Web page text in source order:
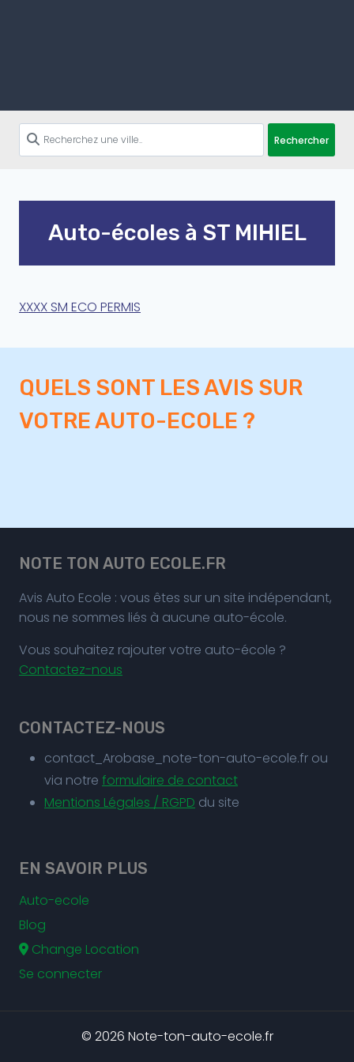
Rechercher
Auto-écoles à ST MIHIEL
XXXX SM ECO PERMIS
QUELS SONT LES AVIS SUR
VOTRE AUTO-ECOLE ?
NOTE TON AUTO ECOLE.FR
Avis Auto Ecole : vous êtes sur un site indépendant,
nous ne sommes liés à aucune auto-école.
Vous souhaitez rajouter votre auto-école ?
Contactez-nous
CONTACTEZ-NOUS
contact_Arobase_note-ton-auto-ecole.fr ou
via notre formulaire de contact
Mentions Légales / RGPD du site
EN SAVOIR PLUS
Auto-ecole
Blog
Change Location
Se connecter
© 2026 Note-ton-auto-ecole.fr